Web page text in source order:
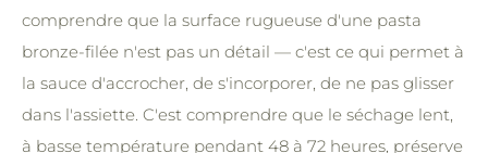
comprendre que la surface rugueuse d'une pasta
bronze-filée n'est pas un détail — c'est ce qui permet à
la sauce d'accrocher, de s'incorporer, de ne pas glisser
dans l'assiette. C'est comprendre que le séchage lent,
à basse température pendant 48 à 72 heures, préserve